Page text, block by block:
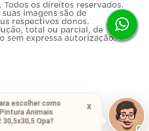
os direitos reservados.
suas imagens são de
respectivos donos.
total ou parcial, de
sem expressa autorização.